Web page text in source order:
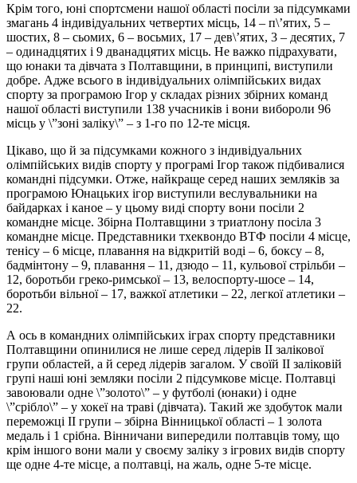
Крім того, юні спортсмени нашої області посіли за підсумками
змагань 4 індивідуальних четвертих місць, 14 – п\’ятих, 5 –
шостих, 8 – сьомих, 6 – восьмих, 17 – дев\’ятих, 3 – десятих, 7
– одинадцятих і 9 дванадцятих місць. Не важко підрахувати,
що юнаки та дівчата з Полтавщини, в принципі, виступили
добре. Адже всього в індивідуальних олімпійських видах
спорту за програмою Ігор у складах різних збірних команд
нашої області виступили 138 учасників і вони вибороли 96
місць у \”зоні заліку\” – з 1-го по 12-те місця.
Цікаво, що й за підсумками кожного з індивідуальних
олімпійських видів спорту у програмі Ігор також підбивалися
командні підсумки. Отже, найкраще серед наших земляків за
програмою Юнацьких ігор виступили веслувальники на
байдарках і каное – у цьому виді спорту вони посіли 2
командне місце. Збірна Полтавщини з триатлону посіла 3
командне місце. Представники тхеквондо ВТФ посіли 4 місце,
тенісу – 6 місце, плавання на відкритій воді – 6, боксу – 8,
бадмінтону – 9, плавання – 11, дзюдо – 11, кульової стрільби –
12, боротьби греко-римської – 13, велоспорту-шосе – 14,
боротьби вільної – 17, важкої атлетики – 22, легкої атлетики –
22.
А ось в командних олімпійських іграх спорту представники
Полтавщини опинилися не лише серед лідерів ІІ залікової
групи областей, а й серед лідерів загалом. У своїй ІІ заліковій
групі наші юні земляки посіли 2 підсумкове місце. Полтавці
завоювали одне \”золото\” – у футболі (юнаки) і одне
\”срібло\” – у хокеї на траві (дівчата). Такий же здобуток мали
переможці ІІ групи – збірна Вінницької області – 1 золота
медаль і 1 срібна. Вінничани випередили полтавців тому, що
крім іншого вони мали у своєму заліку з ігрових видів спорту
ще одне 4-те місце, а полтавці, на жаль, одне 5-те місце.